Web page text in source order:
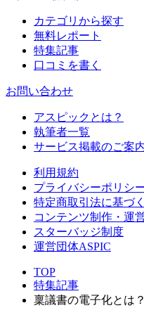
カテゴリから探す
無料レポート
特集記事
口コミを書く
お問い合わせ
アスピックとは？
執筆者一覧
サービス掲載のご案
利用規約
プライバシーポリシ
特定商取引法に基づ
コンテンツ制作・運
スターバッジ制度
運営団体ASPIC
TOP
特集記事
稟議書の電子化とは